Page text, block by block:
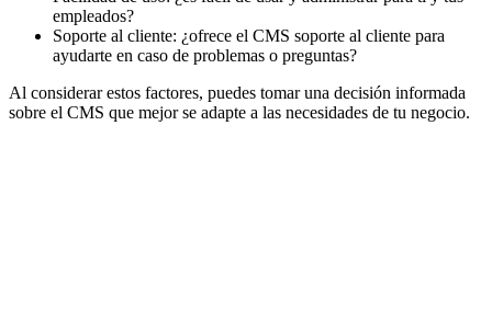
empleados?
Soporte al cliente: ¿ofrece el CMS soporte al cliente para
ayudarte en caso de problemas o preguntas?
Al considerar estos factores, puedes tomar una decisión informada
sobre el CMS que mejor se adapte a las necesidades de tu negocio.